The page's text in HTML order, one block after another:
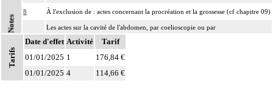
Notes
8 À l'exclusion de : actes concernant la procréation et la grossesse (cf chapitre 09)
8
Les actes sur la cavité de l'abdomen, par coelioscopie ou par
rétropéritonéoscopie incluent l'évacuation de collection intraabdominale
associée, la toilette péritonéale et/ou la pose de drain.
Les actes sur la cavité de l'abdomen, par abord direct incluent l'évacuation de
Tarifs
Date d'effet Activité
Tarif
01/01/2025 1
176,84 €
01/01/2025 4 114,66 €